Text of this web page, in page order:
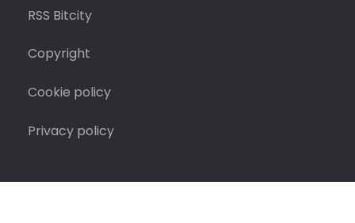
RSS Bitcity
Copyright
Cookie policy
Privacy policy